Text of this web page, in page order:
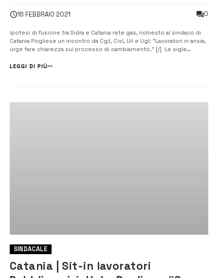
16 FEBBRAIO 2021 0
Ipotesi di fusione tra Sidra e Catania rete gas, richiesto al sindaco di
Catania Pogliese un incontro da Cgil, Cisl, Uil e Ugl: “Lavoratori in ansia,
urge fare chiarezza sul processo di cambiamento.” [/] Le sigle
Catania, hanno inviato una nota al sindaco [&h...
LEGGI DI PIÙ
SINDACALE
Catania | Sit-in lavoratori